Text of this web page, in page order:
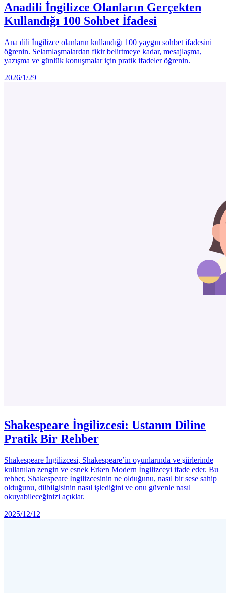
Anadili İngilizce Olanların Gerçekten
Kullandığı 100 Sohbet İfadesi
Ana dili İngilizce olanların kullandığı 100 yaygın sohbet ifadesini
öğrenin. Selamlaşmalardan fikir belirtmeye kadar, mesajlaşma,
yazışma ve günlük konuşmalar için pratik ifadeler öğrenin.
2026/1/29
Shakespeare İngilizcesi: Ustanın Diline
Pratik Bir Rehber
Shakespeare İngilizcesi, Shakespeare’in oyunlarında ve şiirlerinde
kullanılan zengin ve esnek Erken Modern İngilizceyi ifade eder. Bu
rehber, Shakespeare İngilizcesinin ne olduğunu, nasıl bir sese sahip
olduğunu, dilbilgisinin nasıl işlediğini ve onu güvenle nasıl
okuyabileceğinizi açıklar.
2025/12/12